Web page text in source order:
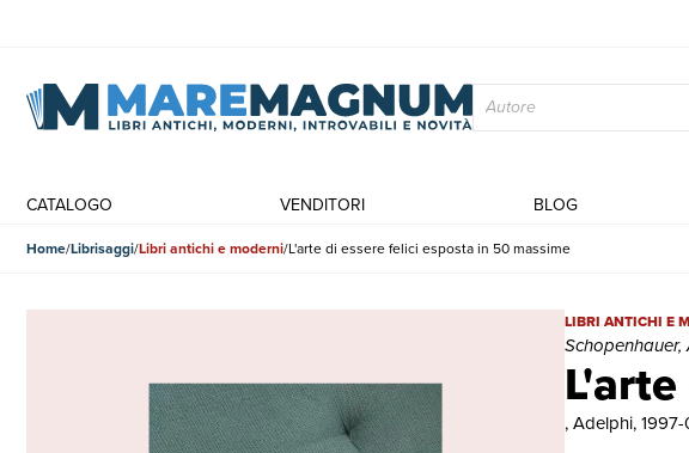
CATALOGO VENDITORI BLOG
Home Librisaggi Libri antichi e moderni L'arte di essere felici esposta in 50 massime
L'arte di essere
LIBRI ANTICHI E
Schopenhauer,
, Adelphi,